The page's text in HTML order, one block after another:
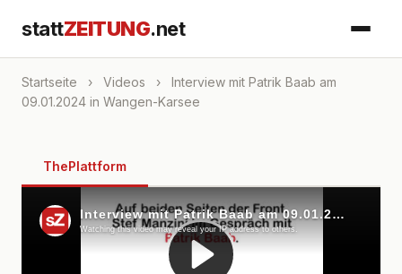
stattZEITUNG.net
Startseite › Videos ›
Interview mit Patrik Baab am
09.01.2024 in Wangen-Karsee
ThePlattform